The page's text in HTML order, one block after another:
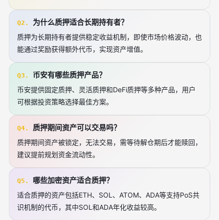
Q2. 为什么质押适合长期持有者？
质押为长期持有者提供稳定收益机制，即使市场价格波动，也
能通过奖励获得额外代币，实现资产增值。
Q3. 币安有哪些质押产品？
币安提供固定质押、灵活质押和DeFi质押等多种产品，用户
可根据投资策略选择最佳方案。
Q4. 质押期间资产可以交易吗？
质押期间资产被锁定，无法交易，需等待解仓期后才能赎回，
建议提前规划资金流动性。
Q5. 哪些加密资产适合质押？
适合质押的资产包括ETH、SOL、ATOM、ADA等支持PoS共
识机制的代币，其中SOL和ADA年化收益较高。